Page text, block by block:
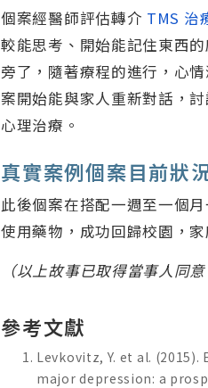
個案經醫師評估轉介 TMS 治
較能思考、開始能記住東西
旁了，隨著療程的進行，心
案開始能與家人重新對話，
心理治療。
真實案例個案目前狀
此後個案在搭配一週至一個
使用藥物，成功回歸校園，
（以上故事已取得當事人同
參考文獻
Levkovitz, Y. et al.
major depression: a